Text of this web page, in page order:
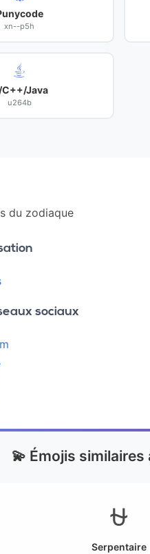
xn--p5h
Java
u264b
du zodiaque
sociaux
💫 Émojis similaires
⛎
Serpentaire